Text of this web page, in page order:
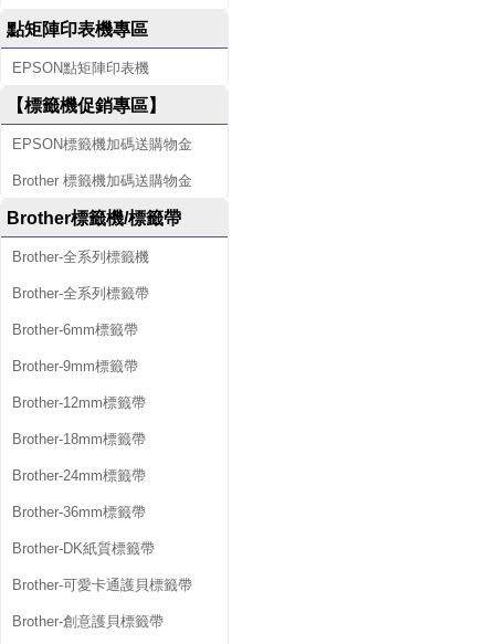
點矩陣印表機專區
EPSON點矩陣印表機
【標籤機促銷專區】
EPSON標籤機加碼送購物金
Brother 標籤機加碼送購物金
Brother標籤機/標籤帶
Brother-全系列標籤機
Brother-全系列標籤帶
Brother-6mm標籤帶
Brother-9mm標籤帶
Brother-12mm標籤帶
Brother-18mm標籤帶
Brother-24mm標籤帶
Brother-36mm標籤帶
Brother-DK紙質標籤帶
Brother-可愛卡通護貝標籤帶
Brother-創意護貝標籤帶